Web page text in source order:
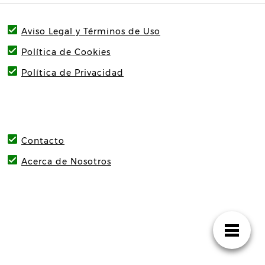
Aviso Legal y Términos de Uso
Política de Cookies
Política de Privacidad
Contacto
Acerca de Nosotros